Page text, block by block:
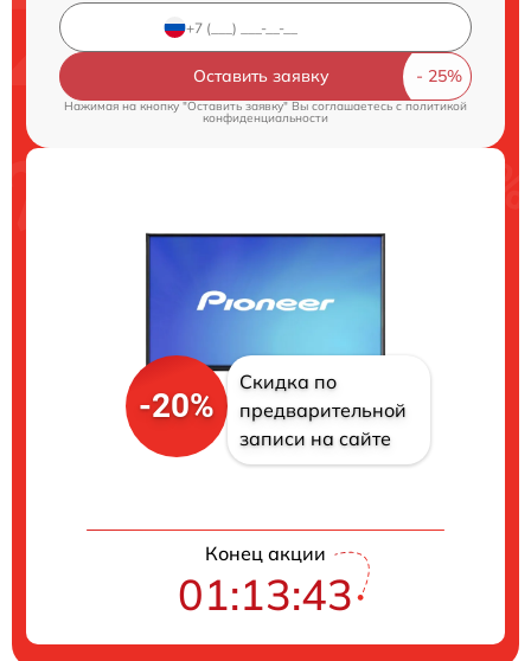
Оставить заявку
Нажимая на кнопку "Оставить заявку" Вы соглашаетесь cполитикой
конфиденциальности
-20%
Скидка по
предварительной
записи на сайте
Конец акции
01:13:42